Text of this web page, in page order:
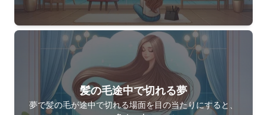
髪の毛途中で切れる夢
夢で髪の毛が途中で切れる場面を目の当たりにすると、